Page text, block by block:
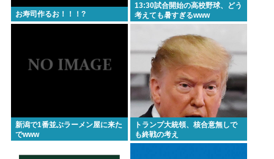
お寿司作るお！！！?
13:30試合開始の高校野球、どう
考えても暑すぎるwww
新潟で1番並ぶラーメン屋に来た
でwww
トランプ大統領、核合意無しで
も終戦の考え